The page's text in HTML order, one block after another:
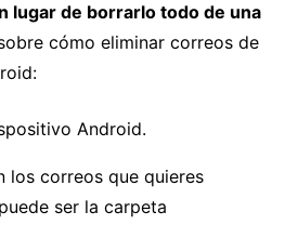
lugar de borrarlo todo de una
cómo eliminar correos de
Android.
los correos que quieres
ser la carpeta